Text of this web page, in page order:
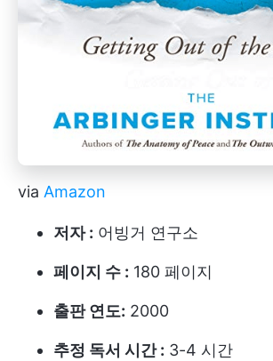
via Amazon
저자 : 어빙거 연구소
페이지 수 : 180 페이지
출판 연도: 2000
추정 독서 시간 : 3-4 시간